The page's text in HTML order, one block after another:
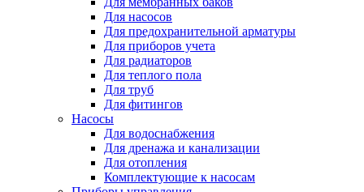
Для насосов
Для предохранительной арматуры
Для приборов учета
Для радиаторов
Для теплого пола
Для труб
Для фитингов
Насосы
Для водоснабжения
Для дренажа и канализации
Для отопления
Комплектующие к насосам